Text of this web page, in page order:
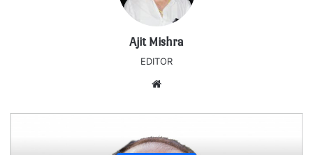
Ajit Mishra
EDITOR